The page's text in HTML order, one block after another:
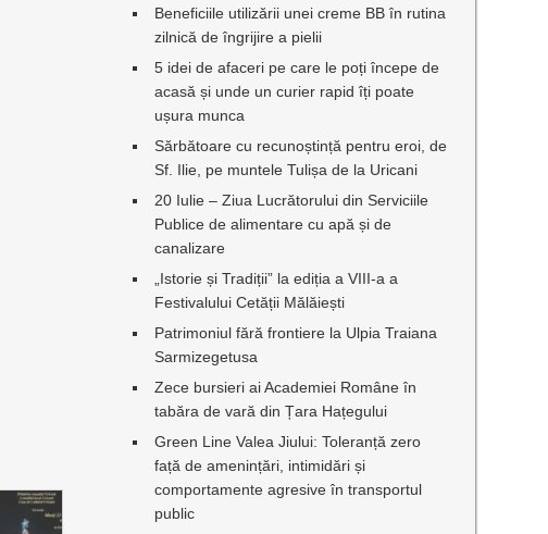
Beneficiile utilizării unei creme BB în rutina
zilnică de îngrijire a pielii
5 idei de afaceri pe care le poți începe de
acasă și unde un curier rapid îți poate
ușura munca
Sărbătoare cu recunoștință pentru eroi, de
Sf. Ilie, pe muntele Tulișa de la Uricani
20 Iulie – Ziua Lucrătorului din Serviciile
Publice de alimentare cu apă și de
canalizare
„Istorie și Tradiții” la ediția a VIII-a a
Festivalului Cetății Mălăiești
Patrimoniul fără frontiere la Ulpia Traiana
Sarmizegetusa
Zece bursieri ai Academiei Române în
tabăra de vară din Țara Hațegului
Green Line Valea Jiului: Toleranță zero
față de amenințări, intimidări și
comportamente agresive în transportul
public